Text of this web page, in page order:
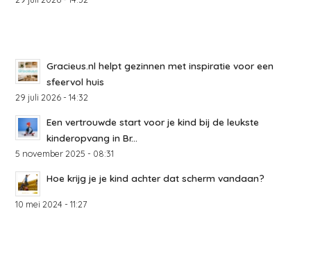
Gracieus.nl helpt gezinnen met inspiratie voor een
sfeervol huis
29 juli 2026 - 14:32
Een vertrouwde start voor je kind bij de leukste
kinderopvang in Br...
5 november 2025 - 08:31
Hoe krijg je je kind achter dat scherm vandaan?
10 mei 2024 - 11:27